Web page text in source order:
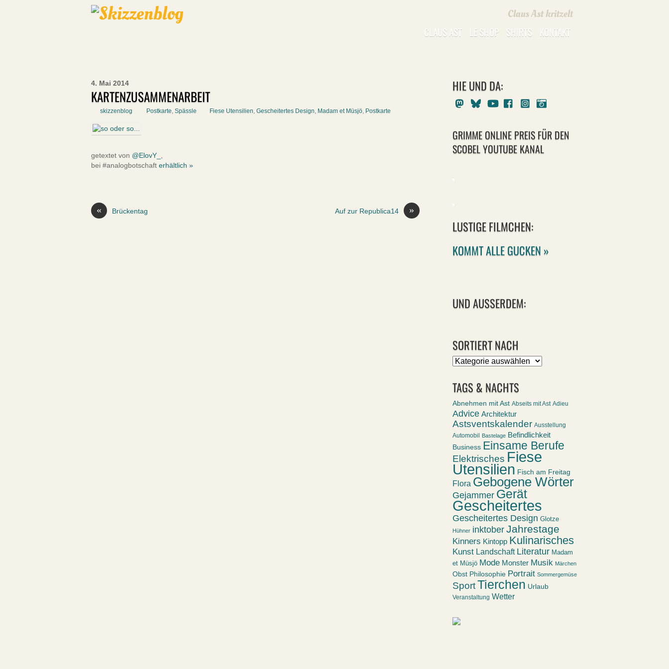
Claus Ast kritzelt
CLAUS AST LE SHOP SHIRTS KONTAKT
4. Mai 2014
KARTENZUSAMMENARBEIT
skizzenblog Postkarte, Spässle Fiese Utensilien, Gescheitertes Design, Madam et Müsjö, Postkarte
getextet von @ElovY_ ,
bei #analogbotschaft erhältlich »
« Brückentag »
Auf zur Republica14
HIE UND DA:
MastodonBlueskyYoutubeFacebookInstagram
GRIMME ONLINE PREIS FÜR DEN
SCOBEL YOUTUBE KANAL
LUSTIGE FILMCHEN:
KOMMT ALLE GUCKEN »
UND AUSSERDEM:
SORTIERT NACH
Sortiert
TAGS & NACHTS
Abnehmen mit Ast Abseits mit Ast Adieu
Advice Architektur
Astsventskalender Ausstellung
Automobil Bastelage Befindlichkeit
Business Einsame Berufe
Elektrisches Fiese
Utensilien Fisch am Freitag
Flora Gebogene Wörter
Gejammer Gerät
Gescheitertes
Gescheitertes Design Glotze
Hühner inktober Jahrestage
Kinners Kintopp Kulinarisches
Kunst Landschaft Literatur Madam
et Müsjö Mode Monster Musik Märchen
Obst Philosophie Portrait Sommergemüse
SportTierchen Urlaub
Veranstaltung Wetter